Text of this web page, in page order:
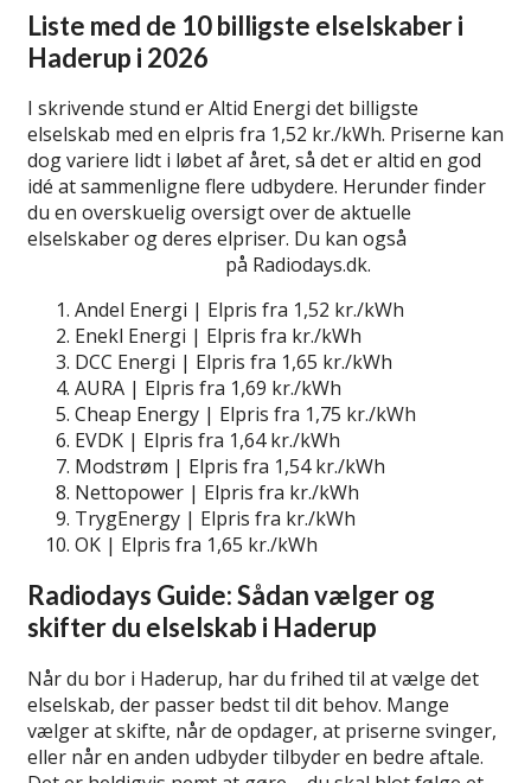
Liste med de 10 billigste elselskaber i
Haderup i 2026
I skrivende stund er Altid Energi det billigste
elselskab med en elpris fra 1,52 kr./kWh. Priserne kan
dog variere lidt i løbet af året, så det er altid en god
idé at sammenligne flere udbydere. Herunder finder
du en overskuelig oversigt over de aktuelle
elselskaber og deres elpriser. Du kan også
på Radiodays.dk.
Andel Energi | Elpris fra 1,52 kr./kWh
Enekl Energi | Elpris fra kr./kWh
DCC Energi | Elpris fra 1,65 kr./kWh
AURA | Elpris fra 1,69 kr./kWh
Cheap Energy | Elpris fra 1,75 kr./kWh
EVDK | Elpris fra 1,64 kr./kWh
Modstrøm | Elpris fra 1,54 kr./kWh
Nettopower | Elpris fra kr./kWh
TrygEnergy | Elpris fra kr./kWh
OK | Elpris fra 1,65 kr./kWh
Radiodays Guide: Sådan vælger og
skifter du elselskab i Haderup
Når du bor i Haderup, har du frihed til at vælge det
elselskab, der passer bedst til dit behov. Mange
vælger at skifte, når de opdager, at priserne svinger,
eller når en anden udbyder tilbyder en bedre aftale.